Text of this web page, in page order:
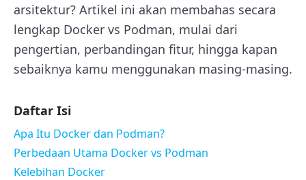
arsitektur? Artikel ini akan membahas secara
lengkap Docker vs Podman, mulai dari
pengertian, perbandingan fitur, hingga kapan
sebaiknya kamu menggunakan masing-masing.
Daftar Isi
Apa Itu Docker dan Podman?
Perbedaan Utama Docker vs Podman
Kelebihan Docker